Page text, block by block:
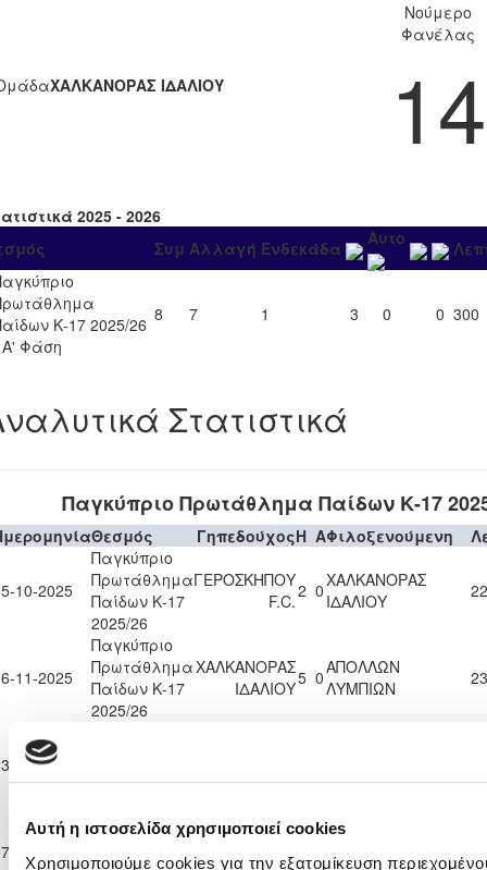
Αυτή η ιστοσελίδα χρησιμοποιεί cookies
Χρησιμοποιούμε cookies για την εξατομίκευση
ΧΑΛΚΑΝΟΡΑΣ ΙΔΑΛΙΟΥ
Νούμερο
Φανέλας
14
2025 - 2026
Συμ Αλλαγή Ενδεκάδα Αυτο
Κ-17 2025/26
Φάση
8 7 1 3 0 0 300
Στατιστικά
Παγκύπριο Πρωτάθλημα Παίδων Κ-17
Θεσμός ΓηπεδούχοςH AΦιλοξενούμενη
10-2025
Παγκύπριο
Πρωτάθλημα
Παίδων Κ-17
2025/26
ΓΕΡΟΣΚΗΠΟΥ
F.C.2 0ΧΑΛΚΑΝΟΡΑΣ
ΙΔΑΛΙΟΥ
11-2025
Παγκύπριο
Πρωτάθλημα
Παίδων Κ-17
2025/26
ΧΑΛΚΑΝΟΡΑΣ
ΙΔΑΛΙΟΥ5 0ΑΠΟΛΛΩΝ
ΛΥΜΠΙΩΝ
11-2025
12-2025
Παγκύπριο
Πρωτάθλημα
Παίδων Κ-17
Π.Ο.
ΟΡΜΗΔΕΙΑΣ
ΧΑΛΚΑΝΟΡΑΣ
ΙΔΑΛΙΟΥ